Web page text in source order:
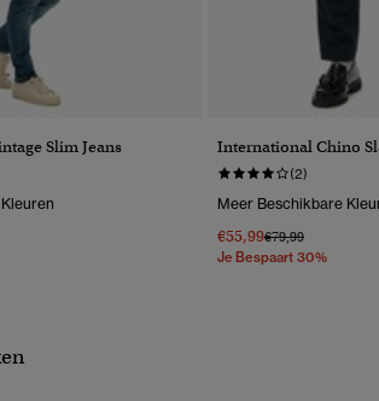
Slim Jeans International Chino
(2)
Meer Beschikbare
€55,99Prijs Verlaagd Van
€79,99Naar
Je Bespaart 30%